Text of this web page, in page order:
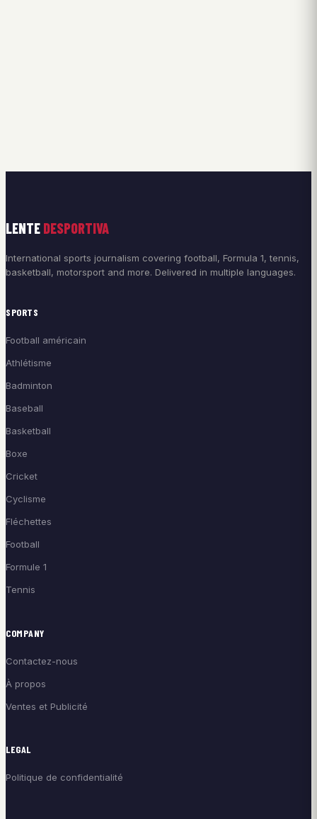
LENTE DESPORTIVA
International sports journalism covering football, Formula 1, tennis,
basketball, motorsport and more. Delivered in multiple languages.
SPORTS
Football américain
Athlétisme
Badminton
Baseball
Basketball
Boxe
Cricket
Cyclisme
Fléchettes
Football
Formule 1
Tennis
COMPANY
Contactez-nous
À propos
Ventes et Publicité
LEGAL
Politique de confidentialité